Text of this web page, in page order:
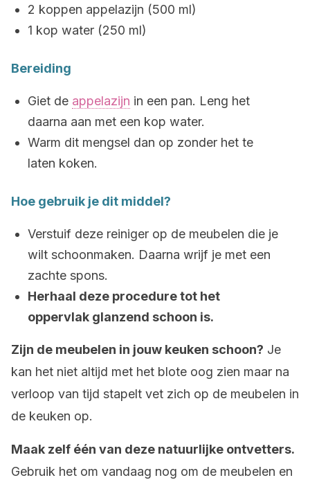
2 koppen appelazijn (500 ml)
1 kop water (250 ml)
Bereiding
Giet de appelazijn in een pan. Leng het
daarna aan met een kop water.
Warm dit mengsel dan op zonder het te
laten koken.
Hoe gebruik je dit middel?
Verstuif deze reiniger op de meubelen die je
wilt schoonmaken. Daarna wrijf je met een
zachte spons.
Herhaal deze procedure tot het
oppervlak glanzend schoon is.
Zijn de meubelen in jouw keuken schoon? Je
kan het niet altijd met het blote oog zien maar na
verloop van tijd stapelt vet zich op de meubelen in
de keuken op.
Maak zelf één van deze natuurlijke ontvetters.
Gebruik het om vandaag nog om de meubelen en